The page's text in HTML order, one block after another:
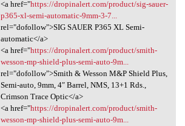
<a href="https://dropinalert.com/product/sig-sauer-
p365-xl-semi-automatic-9mm-3-7...
rel="dofollow">SIG SAUER P365 XL Semi-
automatic</a>
<a href="https://dropinalert.com/product/smith-
wesson-mp-shield-plus-semi-auto-9m...
rel="dofollow">Smith & Wesson M&P Shield Plus,
Semi-auto, 9mm, 4″ Barrel, NMS, 13+1 Rds.,
Crimson Trace Optic</a>
<a href="https://dropinalert.com/product/smith-
wesson-mp-shield-plus-semi-auto-9m...